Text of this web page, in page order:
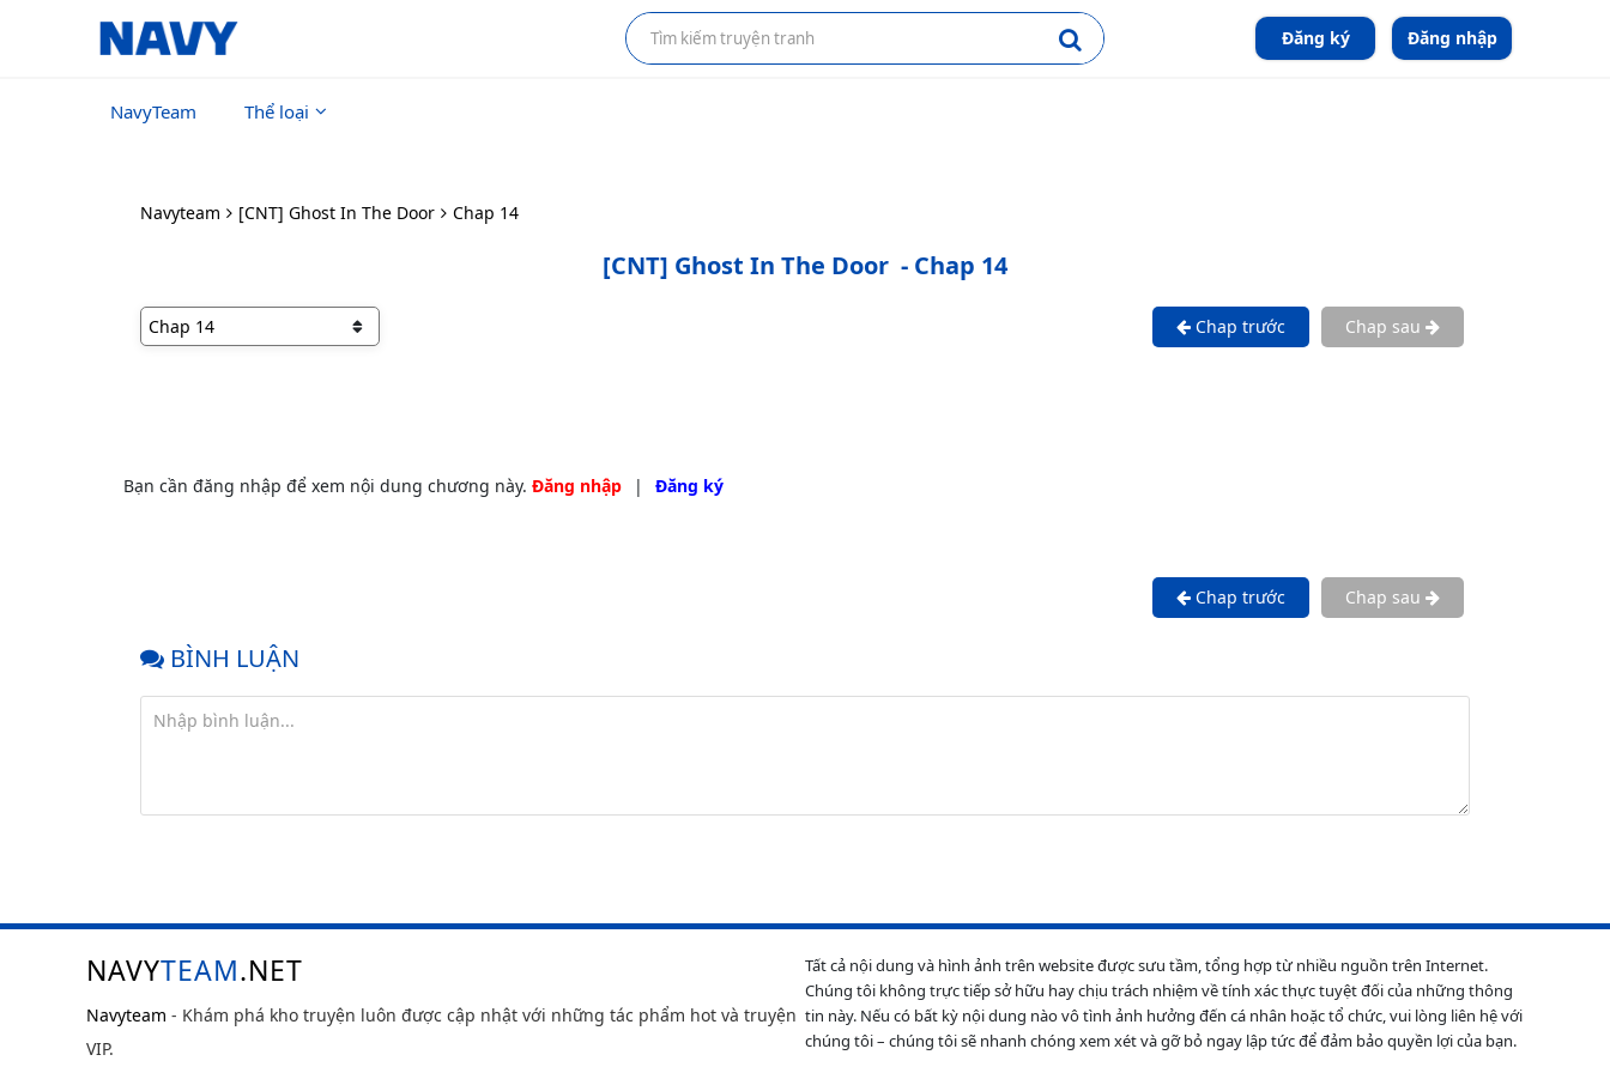
Đăng ký Đăng nhập
NavyTeam Thể loại
Navyteam [CNT] Ghost In The Door Chap 14
[CNT] Ghost In The Door - Chap 14
Chap trước Chap sau
Bạn cần đăng nhập để xem nội dung chương này. Đăng nhập | Đăng ký
Chap trước Chap sau
BÌNH LUẬN
NAVYTEAM.NET
Navyteam - Khám phá kho truyện luôn được cập nhật với những tác phẩm hot và truyện
VIP.
Tất cả nội dung và hình ảnh trên website được sưu tầm, tổng hợp từ nhiều nguồn trên Internet.
Chúng tôi không trực tiếp sở hữu hay chịu trách nhiệm về tính xác thực tuyệt đối của những thông
tin này. Nếu có bất kỳ nội dung nào vô tình ảnh hưởng đến cá nhân hoặc tổ chức, vui lòng liên hệ với
chúng tôi – chúng tôi sẽ nhanh chóng xem xét và gỡ bỏ ngay lập tức để đảm bảo quyền lợi của bạn.